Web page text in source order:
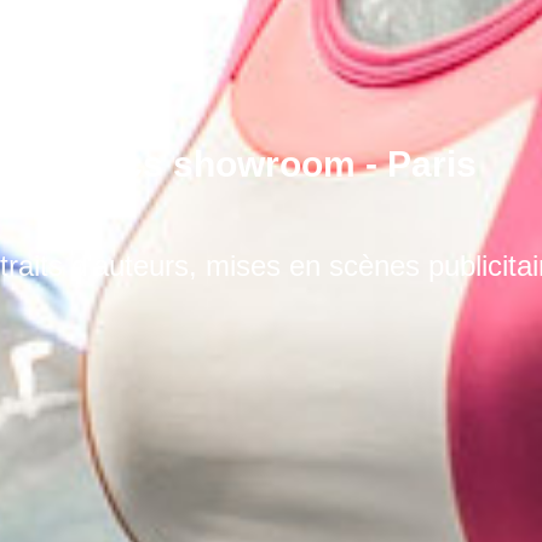
Asics showroom - Paris
d'auteurs, mises en scènes